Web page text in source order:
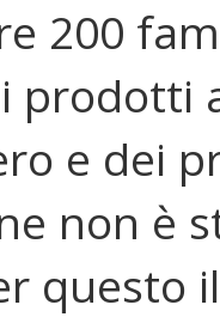
200
prodotti
e dei
non è
questo